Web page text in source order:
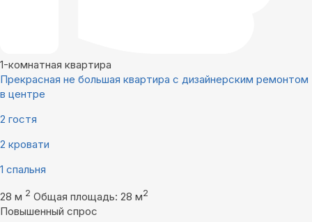
1-комнатная квартира
Прекрасная не большая квартира с дизайнерским ремонтом
в центре
2 гостя
2 кровати
1 спальня
28 м 2 Общая площадь: 28 м2
Повышенный спрос